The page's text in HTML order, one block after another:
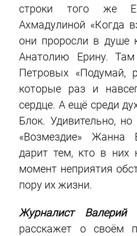
строки того же
Ахмадулиной «Когда
они проросли в душе
Анатолию Ерину.
Петровых «Подумай,
которые раз и
сердце. А ещё среди
Блок. Удивительно,
«Возмездие» Жанна
дарит тем, кто в них
момент неприятия
пору их жизни.
Журналист Валерий
расскажет о своём